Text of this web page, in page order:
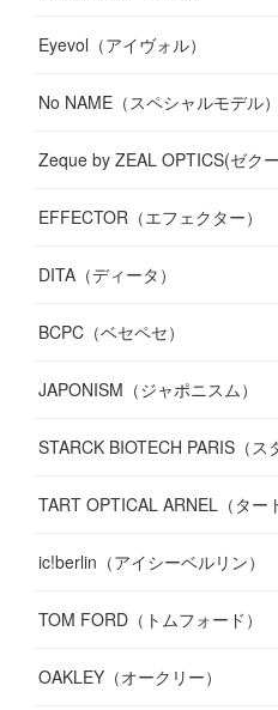
Eyevol（アイヴォル）
No NAME（スペシャルモデル）
Zeque by ZEAL OPTICS(ゼクー
EFFECTOR（エフェクター）
DITA（ディータ）
BCPC（ベセペセ）
JAPONISM（ジャポニスム）
STARCK BIOTECH PARIS（ス
TART OPTICAL ARNEL（ター
ic!berlin（アイシーベルリン）
TOM FORD（トムフォード）
OAKLEY（オークリー）